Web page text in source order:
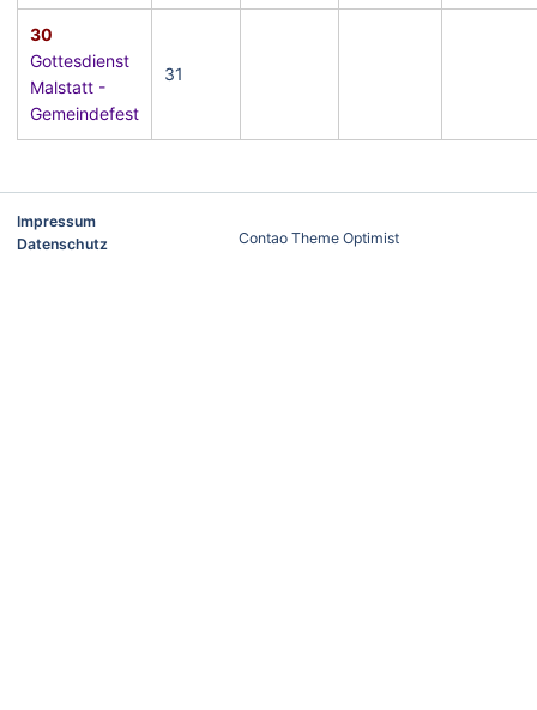
30
Gottesdienst
Malstatt -
Gemeindefest
31
Impressum
Datenschutz
Contao Theme Optimist